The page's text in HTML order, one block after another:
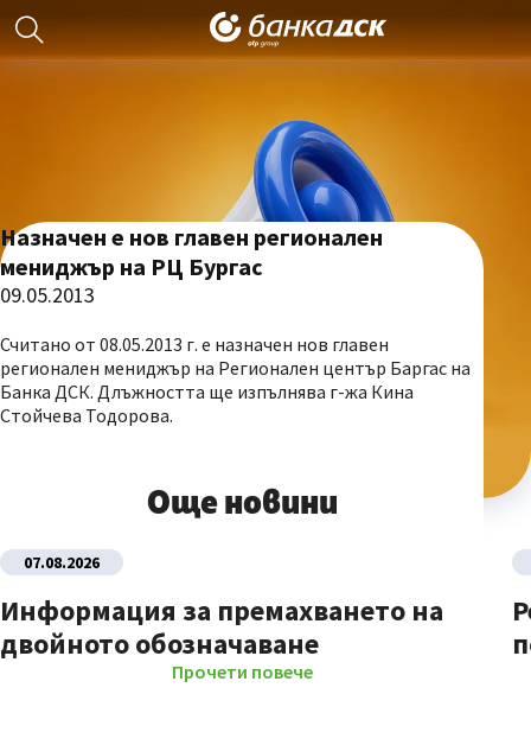
Назначен е нов главен регионален
мениджър на РЦ Бургас
09.05.2013
Считано от 08.05.2013 г. е назначен нов главен
регионален мениджър на Регионален център Баргас на
Банка ДСК. Длъжността ще изпълнява г-жа Кина
Стойчева Тодорова.
Още новини
07.08.2026
Информация за премахването на
двойното обозначаване
Прочети повече